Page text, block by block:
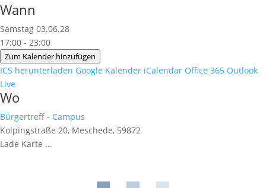
Wann
Samstag 03.06.28
17:00 - 23:00
Zum Kalender hinzufügen
ICS herunterladen Google Kalender iCalendar Office 365 Outlook
Live
Wo
Bürgertreff - Campus
Kolpingstraße 20, Meschede, 59872
Lade Karte ...